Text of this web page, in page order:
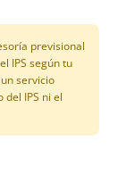
previsional
IPS según tu
servicio
IPS ni el